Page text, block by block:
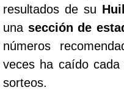
resultados de su
una sección de
números
veces ha caído
sorteos.